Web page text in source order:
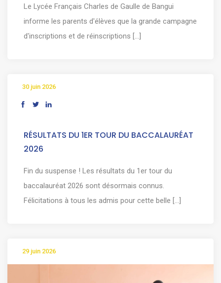
Le Lycée Français Charles de Gaulle de Bangui
informe les parents d'élèves que la grande campagne
d'inscriptions et de réinscriptions [...]
30 juin 2026
RÉSULTATS DU 1ER TOUR DU BACCALAURÉAT
2026
Fin du suspense ! Les résultats du 1er tour du
baccalauréat 2026 sont désormais connus.
Félicitations à tous les admis pour cette belle [...]
29 juin 2026